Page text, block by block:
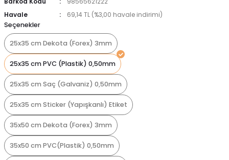
Havale
69,14 TL (%3,00 havale indirimi)
Seçenekler
25x35 cm Dekota (Forex) 3mm
25x35 cm PVC (Plastik) 0,50mm
25x35 cm Saç (Galvaniz) 0,50mm
25x35 cm Sticker (Yapışkanlı) Etiket
35x50 cm Dekota (Forex) 3mm
35x50 cm PVC(Plastik) 0,50mm